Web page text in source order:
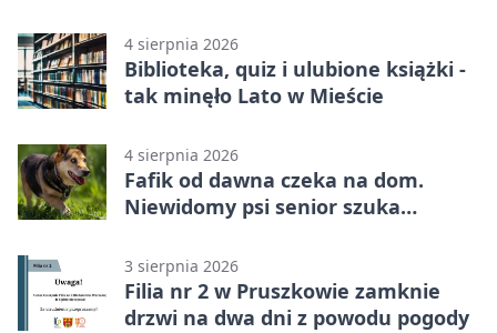
4 sierpnia 2026
Biblioteka, quiz i ulubione książki -
tak minęło Lato w Mieście
4 sierpnia 2026
Fafik od dawna czeka na dom.
Niewidomy psi senior szuka
3 sierpnia 2026
Filia nr 2 w Pruszkowie zamknie
drzwi na dwa dni z powodu pogody